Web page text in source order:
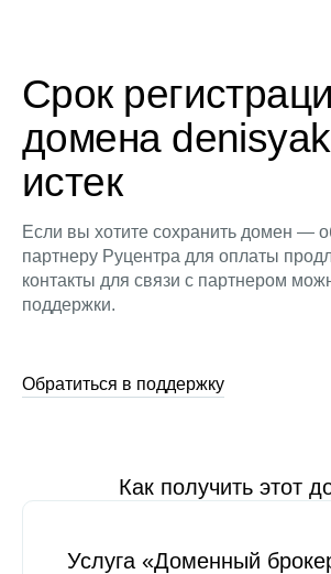
Срок
домена
истек
Если вы хотите сохранить домен —
партнеру Руцентра для оплаты
контакты для связи с партнером
поддержки.
Обратиться в поддержку
Как получить этот
Услуга «Доменный